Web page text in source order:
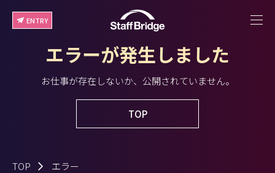
ENTRY
エラーが発生しました
お仕事が存在しないか、公開されていません。
TOP
TOP エラー